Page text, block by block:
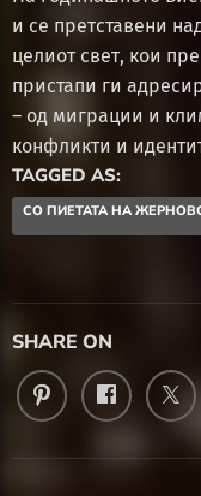
и се претставени
целиот свет, кои
пристапи ги
– од миграции и
конфликти и
TAGGED AS:
СО ПИЕТАТА НА
SHARE ON